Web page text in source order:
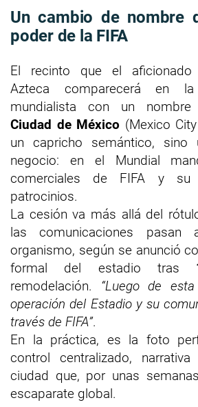
Un cambio de nombre
poder de la FIFA
El recinto que el aficionado
Azteca comparecerá en la
mundialista con un nombre
Ciudad de México (Mexico
un capricho semántico, sino
negocio: en el Mundial
comerciales de FIFA y su
patrocinios.
La cesión va más allá del
las comunicaciones pasan
organismo, según se anunció
formal del estadio tras
remodelación. “Luego de
operación del Estadio y su
través de FIFA”.
En la práctica, es la foto
control centralizado,
ciudad que, por unas
escaparate global.